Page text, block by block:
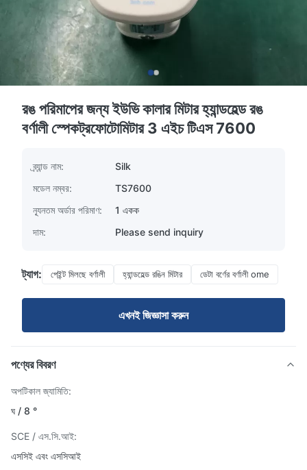
রঙ পরিমাপের জন্য ইউভি কালার মিটার হ্যান্ডহেল্ড রঙ
বর্ণালী স্পেকট্রফোটোমিটার 3 এইচ টিএস 7600
ব্র্যান্ড নাম:
Silk
মডেল নম্বর:
TS7600
ন্যূনতম অর্ডার পরিমাণ:
1 একক
দাম:
Please send inquiry
ট্যাগ: পেইন্ট মিলছে বর্ণালী হ্যান্ডহেল্ড রঙিন মিটার ডেটা বর্ণের বর্ণালী ome
এখনই জিজ্ঞাসা করুন
পণ্যের বিবরণ
অপটিকাল জ্যামিতি:
ঘ / 8 °
SCE / এস.সি.আই:
এসসিই এবং এসসিআই